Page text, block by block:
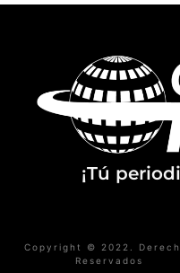
¡Tú
Copyright © 2022.
Reservados